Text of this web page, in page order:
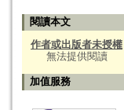
閱讀本文
作者或出版者未授權
無法提供閱讀
加值服務